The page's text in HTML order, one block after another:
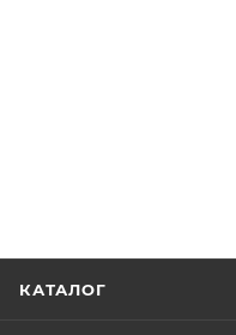
КАТАЛОГ